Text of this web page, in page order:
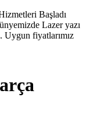
Başladı
Lazer yazı
fiyatlarımız